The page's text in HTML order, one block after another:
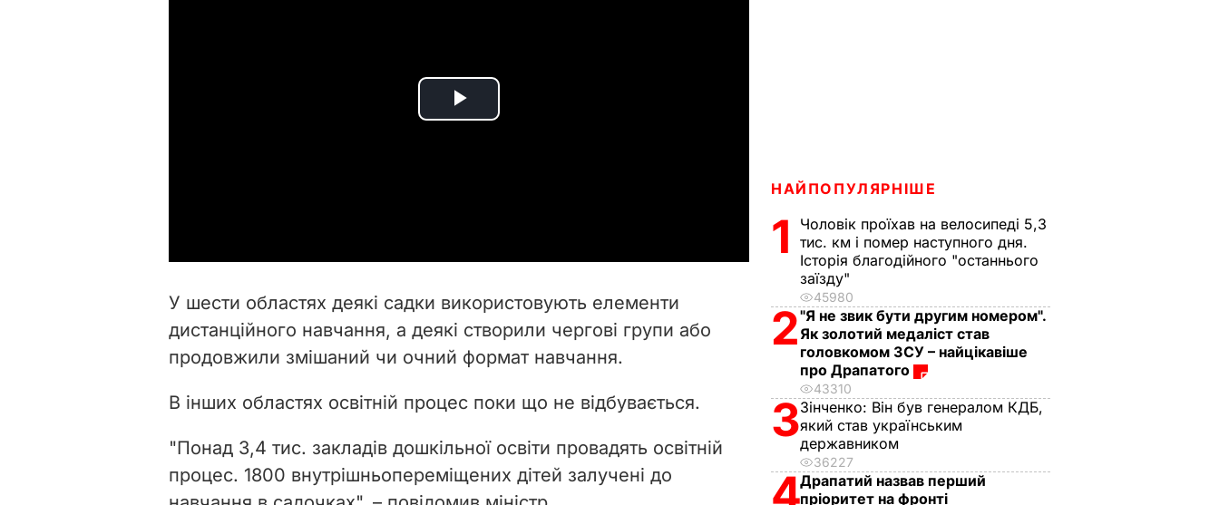
P
i
d
e
o
У шести областях деякі садки використовують елементи
дистанційного навчання, а деякі створили чергові групи або
продовжили змішаний чи очний формат навчання.
В інших областях освітній процес поки що не відбувається.
"Понад 3,4 тис. закладів дошкільної освіти провадять освітній
процес. 1800 внутрішньопереміщених дітей залучені до
НАЙПОПУЛЯРНІШЕ
1
Чоловік проїхав на велосипеді 5,3
тис. км і помер наступного дня.
Історія благодійного "останнього
заїзду"
45980
2"Я не звик бути другим номером".
Як золотий медаліст став
головкомом ЗСУ – найцікавіше
про Драпатого
43310
3Зінченко: Він був генералом КДБ,
який став українським
державником
36227
4Драпатий назвав перший
пріоритет на фронті